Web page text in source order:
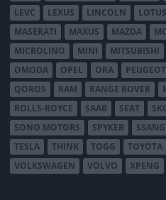
LEVC
LEXUS LINCOLN LOTUS
MASERATI
MAXUS MAZDA
MICROLINO
MINI MITSUBISHI
OMODA
OPEL ORA PEUGEOT
QOROS
RAM RANGE ROVER
ROLLS-ROYCE
SAAB SEAT
SONO MOTORS
SPYKER
TESLA
THINK TOGG TOYOTA
VOLKSWAGEN
VOLVO XPENG